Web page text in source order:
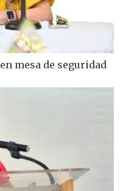
mesa de seguridad